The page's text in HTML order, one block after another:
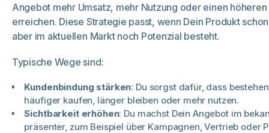
Angebot mehr Umsatz, mehr Nutzung oder einen
erreichen. Diese Strategie passt, wenn Dein Produkt
aber im aktuellen Markt noch Potenzial besteht.
Typische Wege sind:
Kundenbindung stärken: Du sorgst dafür, dass
häufiger kaufen, länger bleiben oder mehr nutzen.
Sichtbarkeit erhöhen: Du machst Dein Angebot im
präsenter, zum Beispiel über Kampagnen, Vertrieb oder